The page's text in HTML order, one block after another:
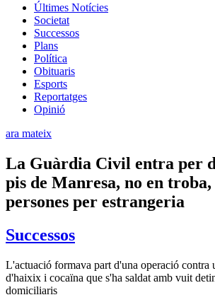
Últimes Notícies
Societat
Successos
Plans
Política
Obituaris
Esports
Reportatges
Opinió
ara mateix
La Guàrdia Civil entra per
pis de Manresa, no en troba,
persones per estrangeria
Successos
L'actuació formava part d'una operació contra
d'haixix i cocaïna que s'ha saldat amb vuit
domiciliaris